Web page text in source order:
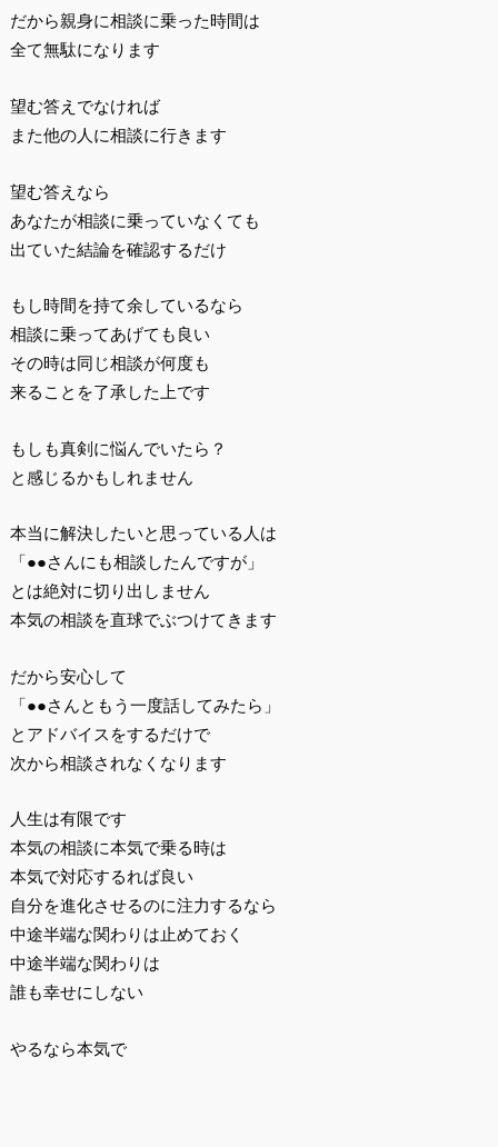
だから親身に相談に乗った時間は
全て無駄になります
望む答えでなければ
また他の人に相談に行きます
望む答えなら
あなたが相談に乗っていなくても
出ていた結論を確認するだけ
もし時間を持て余しているなら
相談に乗ってあげても良い
その時は同じ相談が何度も
来ることを了承した上です
もしも真剣に悩んでいたら？
と感じるかもしれません
本当に解決したいと思っている人は
「●●さんにも相談したんですが」
とは絶対に切り出しません
本気の相談を直球でぶつけてきます
だから安心して
「●●さんともう一度話してみたら」
とアドバイスをするだけで
次から相談されなくなります
人生は有限です
本気の相談に本気で乗る時は
本気で対応するれば良い
自分を進化させるのに注力するなら
中途半端な関わりは止めておく
中途半端な関わりは
誰も幸せにしない
やるなら本気で